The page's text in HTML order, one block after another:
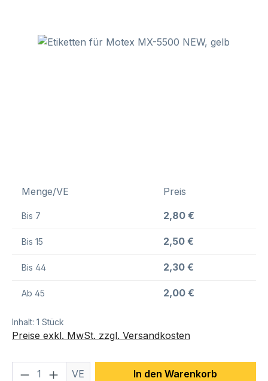
Bildergalerie überspringen
Menge/VE Preis
Bis 7 2,80 €
Bis 15 2,50 €
Bis 44 2,30 €
Ab 45 2,00 €
Inhalt: 1 Stück
Preise exkl. MwSt. zzgl. Versandkosten
Produkt Anzahl: Gib den
VE In den Warenkorb